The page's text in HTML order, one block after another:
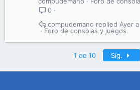
0
Foro de consolas y juegos
Ayer
compudemano
1 de 10 Sig.